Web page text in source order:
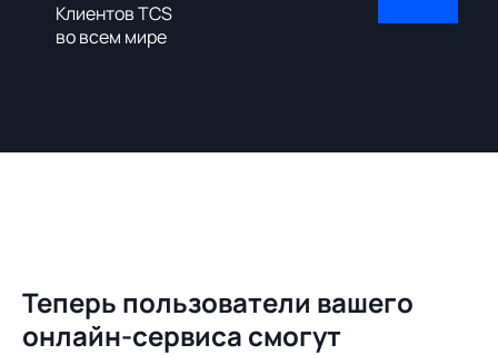
Клиентов TCS
во всем мире
Теперь пользователи вашего
онлайн-сервиса смогут